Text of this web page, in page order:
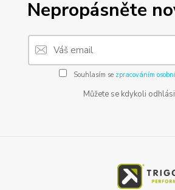
Nepropásněte
Souhlasím se zpracováním
Můžete se kdykoli